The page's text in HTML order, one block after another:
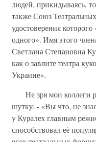
людей, прикидываясь,
также Союз
удостоверения
одного». Имя этого
Светлана Степановна
как о завлите театра
Украине».
Не зря мои коллеги
шутку: - «Вы что, не
у Куралех главным
способствовал её